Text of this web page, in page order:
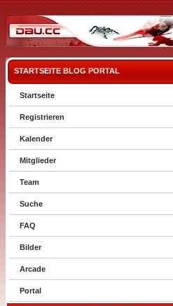
STARTSEITE BLOG PORTAL
Startseite
Registrieren
Kalender
Mitglieder
Team
Suche
FAQ
Bilder
Arcade
Portal